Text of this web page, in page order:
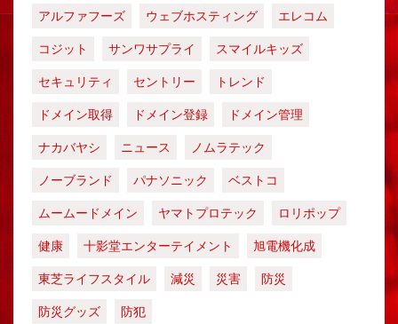
アルファフーズ ウェブホスティング
エレコム
コジット
サンワサプライ
スマイルキッズ
セキュリティ
セントリー
トレンド
ドメイン取得
ドメイン登録
ドメイン管理
ナカバヤシ
ニュース
ノムラテック
ノーブランド
パナソニック
ベストコ
ムームードメイン
ヤマトプロテック
ロリポップ
健康
十影堂エンターテイメント
旭電機化成
東芝ライフスタイル
減災 災害
防災
防災グッズ
防犯